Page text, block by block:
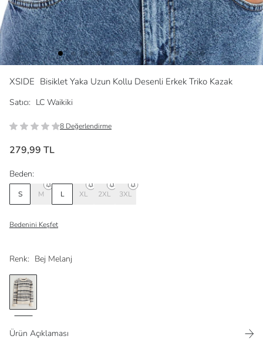
XSIDE Bisiklet Yaka Uzun Kollu Desenli Erkek Triko Kazak
Satıcı: LC Waikiki
8 Değerlendirme
279,99 TL
Renk: Bej Melanj
Beden:
S M L XL 2XL 3XL
Bedenini Keşfet
Ürün Açıklaması